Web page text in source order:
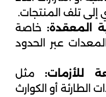
إلى تلف المنتجات.
المعقدة:خاصة
عبر الحدود
للأزمات:مثل
الطارئة أو الكوارث